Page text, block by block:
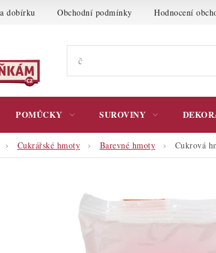
dobírku Obchodní podmínky Hodnocení
POMŮCKY SUROVINY
Cukrářské hmoty Barevné hmoty Cukrová